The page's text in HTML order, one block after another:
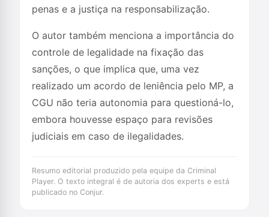
penas e a justiça na responsabilização.
O autor também menciona a importância do
controle de legalidade na fixação das
sanções, o que implica que, uma vez
realizado um acordo de leniência pelo MP, a
CGU não teria autonomia para questioná-lo,
embora houvesse espaço para revisões
judiciais em caso de ilegalidades.
Resumo editorial produzido pela equipe da Criminal
Player. O texto integral é de autoria dos experts e está
publicado no Conjur.